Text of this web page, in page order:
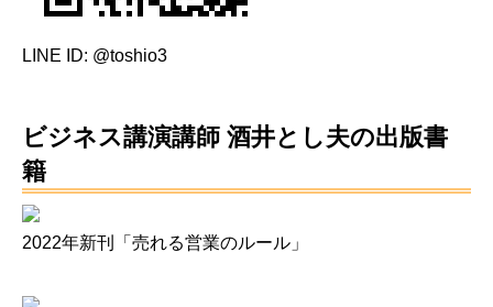
LINE ID: @toshio3
ビジネス講演講師 酒井とし夫の出版書
籍
2022年新刊「売れる営業のルール」